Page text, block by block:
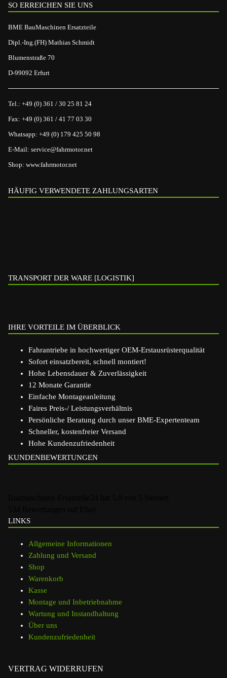
SO ERREICHEN SIE UNS
BME BauMaschinen Ersatzteile
Dipl.-Ing.(FH) Mathias Schmidt
Blumenstraße 70
D-99092 Erfurt
Tel.: +49 (0) 361 / 30 25 81 24
Fax: +49 (0) 361 / 41 77 03 30
Whatsapp: +49 (0) 179 425 50 98
E-Mail: service@fahrmotor.net
Shop: www.fahrmotor.net
HÄUFIG VERWENDETE ZAHLUNGSARTEN
TRANSPORT DER WARE [LOGISTIK]
IHRE VORTEILE IM ÜBERBLICK
Fahrantriebe in hochwertiger OEM-Erstausrüsterqualität
Sofort einsatzbereit, schnell montiert!
Hohe Lebensdauer & Zuverlässigkeit
12 Monate Garantie
Einfache Montageanleitung
Faires Preis-/ Leistungsverhältnis
Persönliche Beratung durch unser BME-Expertenteam
Schneller, kostenfreier Versand
Hohe Kundenzufriedenheit
KUNDENBEWERTUNGEN
LINKS
Allgemeine Informationen
Zahlung und Versand
Shop
Warenkorb
Kasse
Montage und Inbetriebnahme
Wartung und Instandhaltung
Über uns
Kundenzufriedenheit
VERTRAG WIDERRUFEN